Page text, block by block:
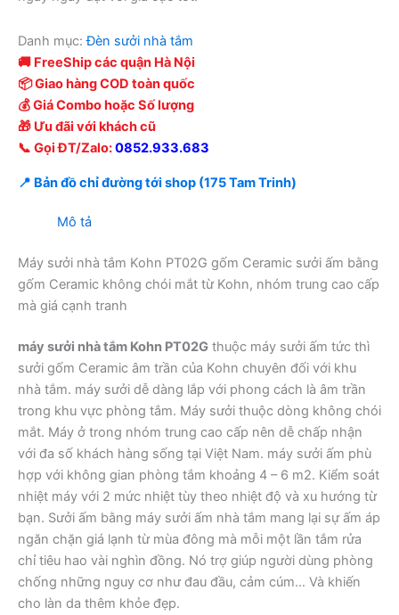
Danh mục:Đèn sưởi nhà tắm
🚚 FreeShip các quận Hà Nội
📦 Giao hàng COD toàn quốc
💰 Giá Combo hoặc Số lượng
🎁 Ưu đãi với khách cũ
📞 Gọi ĐT/Zalo:0852.933.683
📍 Bản đồ chỉ đường tới shop (175 Tam Trinh)
Mô tả
Máy sưởi nhà tắm Kohn PT02G gốm Ceramic sưởi ấm bằng
gốm Ceramic không chói mắt từ Kohn, nhóm trung cao cấp
mà giá cạnh tranh
máy sưởi nhà tắm Kohn PT02G thuộc máy sưởi ấm tức thì
sưởi gốm Ceramic âm trần của Kohn chuyên đối với khu
nhà tắm. máy sưởi dễ dàng lắp với phong cách là âm trần
trong khu vực phòng tắm. Máy sưởi thuộc dòng không chói
mắt. Máy ở trong nhóm trung cao cấp nên dễ chấp nhận
với đa số khách hàng sống tại Việt Nam. máy sưởi ấm phù
hợp với không gian phòng tắm khoảng 4 – 6 m2. Kiểm soát
nhiệt máy với 2 mức nhiệt tùy theo nhiệt độ và xu hướng từ
bạn. Sưởi ấm bằng máy sưởi ấm nhà tắm mang lại sự ấm áp
ngăn chặn giá lạnh từ mùa đông mà mỗi một lần tắm rửa
chỉ tiêu hao vài nghìn đồng. Nó trợ giúp người dùng phòng
chống những nguy cơ như đau đầu, cảm cúm… Và khiến
cho làn da thêm khỏe đẹp.